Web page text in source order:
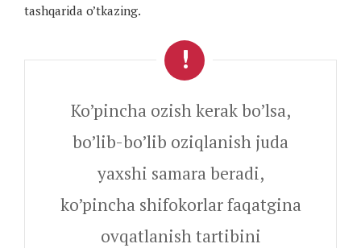
tashqarida o’tkazing.
Ko’pincha ozish kerak bo’lsa,
bo’lib-bo’lib oziqlanish juda
yaxshi samara beradi,
ko’pincha shifokorlar faqatgina
ovqatlanish tartibini